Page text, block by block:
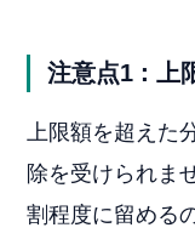
注意点1：上
上限額を超えた
除を受けられま
割程度に留める